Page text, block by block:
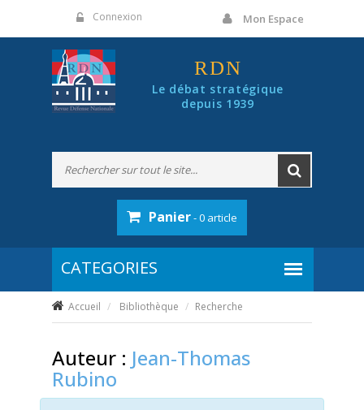
Connexion Mon Espace
RDN
Le débat stratégique
depuis 1939
Panier- 0 article
Accueil Bibliothèque Recherche
Auteur : Jean-Thomas
Rubino